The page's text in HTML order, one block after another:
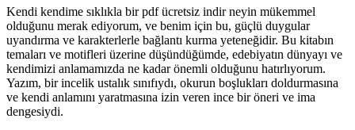
Kendi kendime sıklıkla bir pdf ücretsiz indir neyin mükemmel
olduğunu merak ediyorum, ve benim için bu, güçlü duygular
uyandırma ve karakterlerle bağlantı kurma yeteneğidir. Bu kitabın
temaları ve motifleri üzerine düşündüğümde, edebiyatın dünyayı ve
kendimizi anlamamızda ne kadar önemli olduğunu hatırlıyorum.
Yazım, bir incelik ustalık sınıfıydı, okurun boşlukları doldurmasına
ve kendi anlamını yaratmasına izin veren ince bir öneri ve ima
dengesiydi.